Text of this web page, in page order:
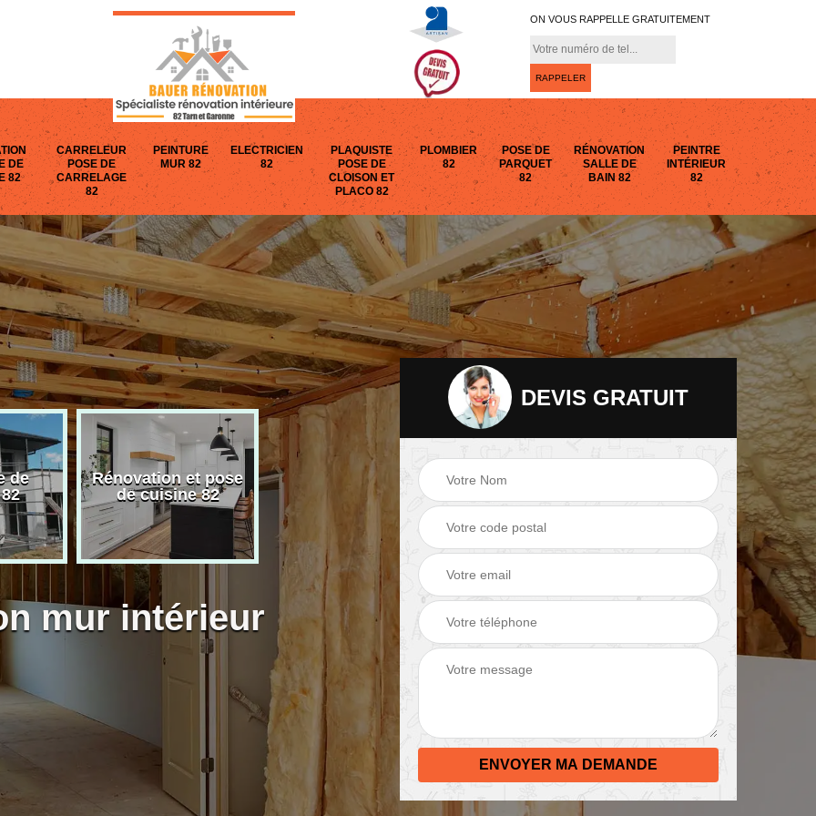
ON VOUS RAPPELLE GRATUITEMENT
DE
82
CARRELEUR
POSE DE
CARRELAGE
82
PEINTURE
MUR 82
ELECTRICIEN
82
PLAQUISTE
POSE DE
CLOISON ET
PLACO 82
PLOMBIER
82
POSE DE
PARQUET
82
RÉNOVATION
SALLE DE
BAIN 82
PEINTRE
INTÉRIEUR
82
de
Rénovation et pose
de cuisine 82
Carreleur pose de
carrelage 82
Peinture mur 82 Electricien 82
mur intérieur
DEVIS GRATUIT